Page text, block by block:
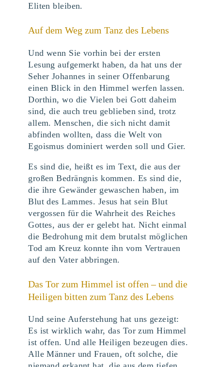
Eliten bleiben.
Auf dem Weg zum Tanz des Lebens
Und wenn Sie vorhin bei der ersten
Lesung aufgemerkt haben, da hat uns der
Seher Johannes in seiner Offenbarung
einen Blick in den Himmel werfen lassen.
Dorthin, wo die Vielen bei Gott daheim
sind, die auch treu geblieben sind, trotz
allem. Menschen, die sich nicht damit
abfinden wollten, dass die Welt von
Egoismus dominiert werden soll und Gier.
Es sind die, heißt es im Text, die aus der
großen Bedrängnis kommen. Es sind die,
die ihre Gewänder gewaschen haben, im
Blut des Lammes. Jesus hat sein Blut
vergossen für die Wahrheit des Reiches
Gottes, aus der er gelebt hat. Nicht einmal
die Bedrohung mit dem brutalst möglichen
Tod am Kreuz konnte ihn vom Vertrauen
auf den Vater abbringen.
Das Tor zum Himmel ist offen – und die
Heiligen bitten zum Tanz des Lebens
Und seine Auferstehung hat uns gezeigt:
Es ist wirklich wahr, das Tor zum Himmel
ist offen. Und alle Heiligen bezeugen dies.
Alle Männer und Frauen, oft solche, die